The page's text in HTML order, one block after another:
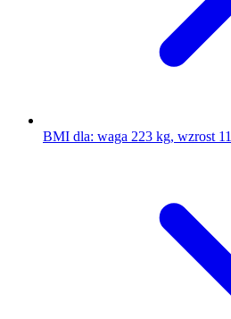
BMI dla: waga 223 kg, wzrost